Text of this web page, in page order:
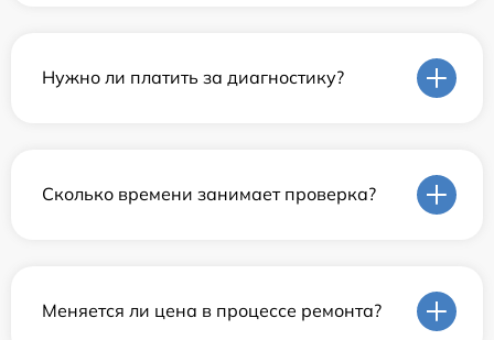
Нужно ли платить за диагностику?
Сколько времени занимает проверка?
Меняется ли цена в процессе ремонта?